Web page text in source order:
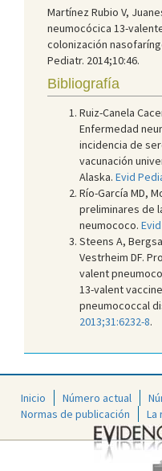
Martínez Rubio V,
neumocócica 13-
colonización
Pediatr. 2014;10:46.
Bibliografía
Ruiz-Canela
Enfermedad
incidencia de
vacunación
Alaska. Evid
Río-García MD,
preliminares de
neumococo.
Steens A,
Vestrheim DF.
valent
13-valent
pneumococcal
2013;31:6232-8.
Inicio Número actual
Normas de publicación
La